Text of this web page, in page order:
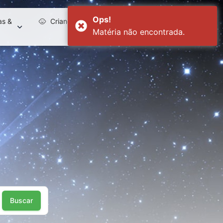
&
child_care Crianças download Downloads
Buscar
Ops!
Matéria não encontrada.